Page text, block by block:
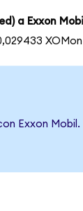
a Exxon
XOMon
Exxon